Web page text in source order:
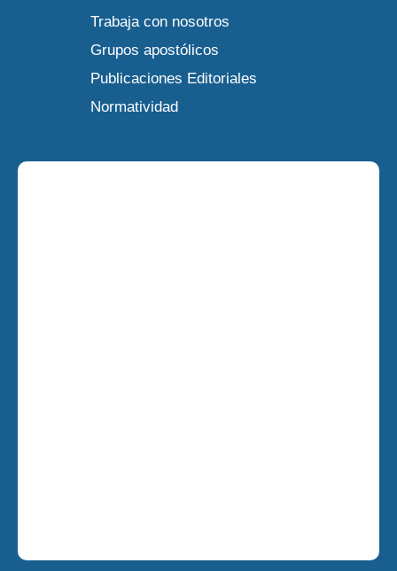
Trabaja con nosotros
Grupos apostólicos
Publicaciones Editoriales
Normatividad